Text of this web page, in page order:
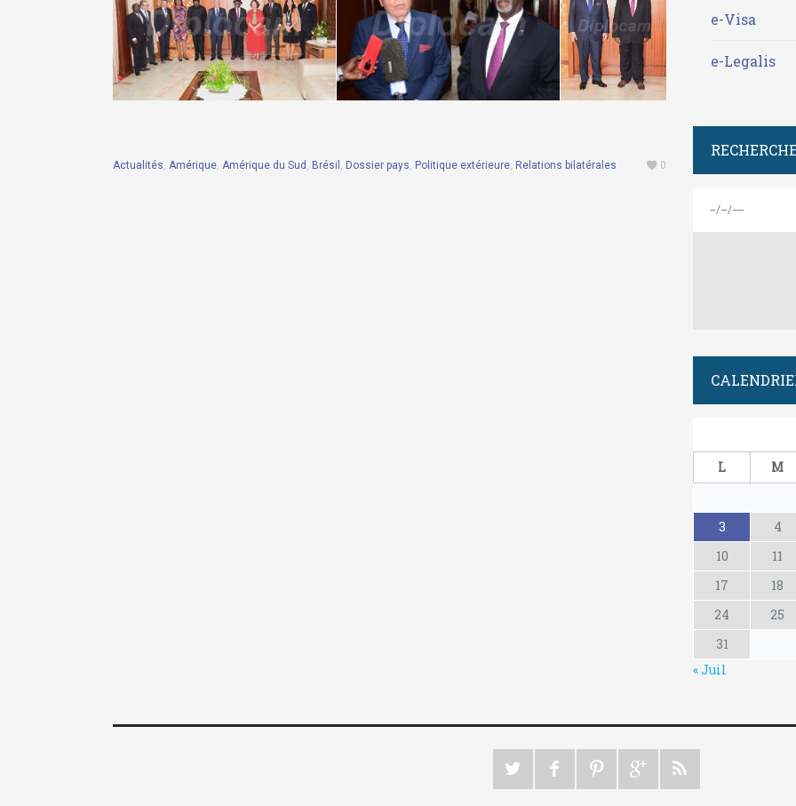
Actualités, Amérique, Amérique du Sud , Brésil , Dossier pays, Politique extérieure, Relations bilatérales 0
e-Visa
e-Legalis
L
M
3
4
10
11
17
18
24
25
31
« Juil